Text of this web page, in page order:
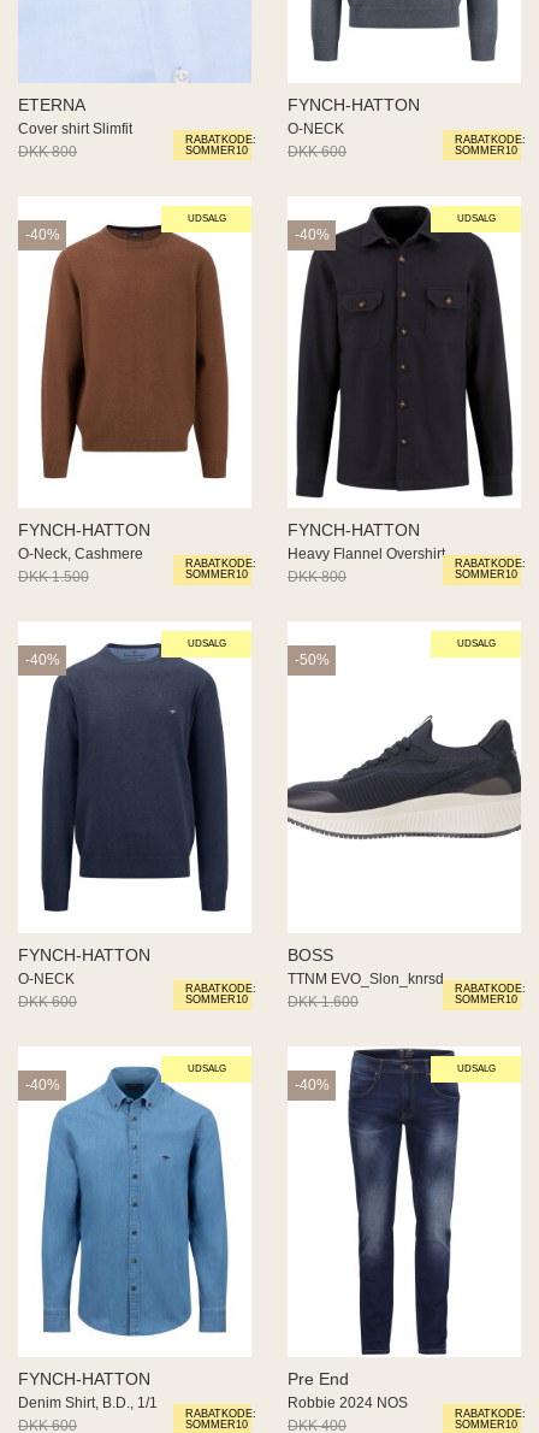
RABATKODE:
SOMMER10
ETERNA
Cover shirt Slimfit
DKK 800
DKK 480
RABATKODE:
SOMMER10
FYNCH-HATTON
O-NECK
DKK 600
DKK 360
UDSALG
RABATKODE:
SOMMER10
-40%
FYNCH-HATTON
O-Neck, Cashmere
DKK 1.500
DKK 900
UDSALG
RABATKODE:
SOMMER10
-40%
FYNCH-HATTON
Heavy Flannel Overshirt
DKK 800
DKK 480
UDSALG
RABATKODE:
SOMMER10
-40%
FYNCH-HATTON
O-NECK
DKK 600
DKK 360
UDSALG
RABATKODE:
SOMMER10
-50%
BOSS
TTNM EVO_Slon_knrsd
DKK 1.600
DKK 800
UDSALG
RABATKODE:
SOMMER10
-40%
FYNCH-HATTON
Denim Shirt, B.D., 1/1
DKK 600
DKK 360
UDSALG
RABATKODE:
SOMMER10
-40%
Pre End
Robbie 2024 NOS
DKK 400
DKK 240